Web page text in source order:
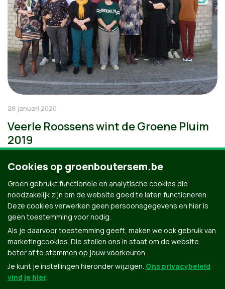
28 januari 2020
Veerle Roossens wint de Groene Pluim
2019
Cookies op groenboutersem.be
Groen gebruikt functionele en analytische cookies die
noodzakelijk zijn om de website goed te laten functioneren.
Deze cookies verwerken geen persoonsgegevens en hier is
geen toestemming voor nodig.
Als je daarvoor toestemming geeft, maken we ook gebruik van
marketingcookies. Die stellen ons in staat om de website
beter af te stemmen op jouw voorkeuren.
Je kunt je instellingen hieronder wijzigen. Ons privacybeleid
vind je hier.